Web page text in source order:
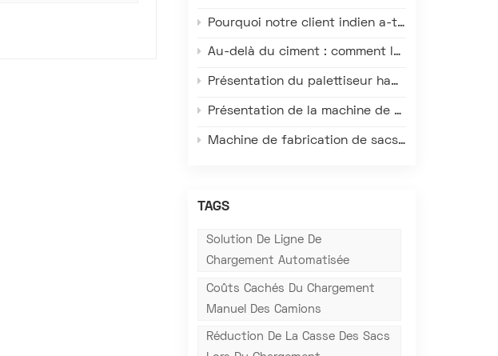
Pourquoi notre client indien a-t-il doublé sa mise sur les machines à sacs à valve GACHN ?
Au-delà du ciment : comment la technologie de chargement intelligent de Gachn sert les industries chimiques, minières et céréalières
Présentation du palettiseur haut de gamme Gachn – Une solution qui redéfinit l'efficacité, la précision et la fiabilité de la palettisation en entrepôt de matériaux ensachés.
Présentation de la machine de fabrication de sacs à valve tissés en plastique FK008-III – Redéfinissant l'efficacité, la précision et la qualité de l'emballage
Machine de fabrication de sacs à valve Gachn : Adaptée aux conditions réelles des usines à l’étranger, elle résout les principaux problèmes de production locale.
TAGS
Solution De Ligne De
Chargement Automatisée
Coûts Cachés Du Chargement
Manuel Des Camions
Réduction De La Casse Des Sacs